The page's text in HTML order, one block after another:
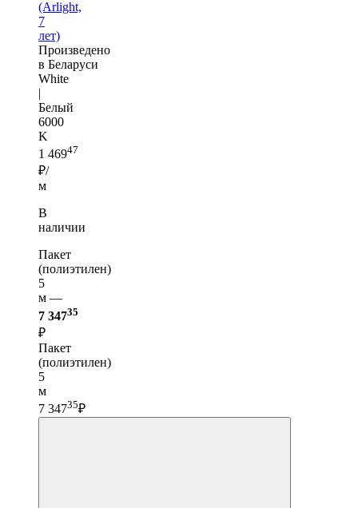
(Arlight,
7
лет)
Произведено
в Беларуси
White
|
Белый
6000
K
1 46947
₽/
м
В
наличии
Пакет
(полиэтилен)
5
м —
7 34735
₽
Пакет
(полиэтилен)
5
м
7 34735₽